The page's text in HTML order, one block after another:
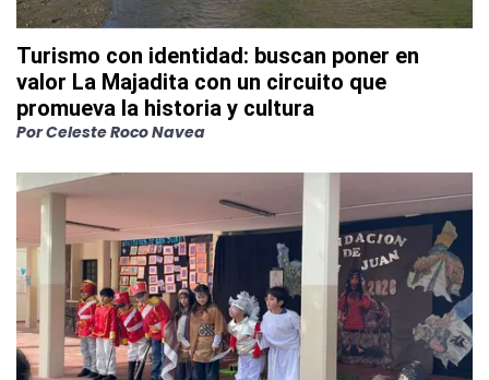
Turismo con identidad: buscan poner en
valor La Majadita con un circuito que
promueva la historia y cultura
PorCeleste Roco Navea